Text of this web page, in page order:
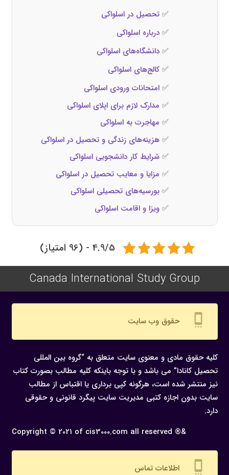
✅تحصیل در اسلواکی
✅درباره اسلواکی
✅دانشگاه‌های اسلواکی
✅کالج‌های اسلواکی
✅امتحانات ورودی اسلواکی
✅ مدارک لازم برای اپلای اسلواکی
✅ مهاجرت به اسلواکی
✅هزینه‌های زندگی و تحصیل در اسلواکی
✅شرایط کار دانشجویی اسلواکی
✅ مزایا و معایب تحصیل در اسلواکی
✅بورسیه‌های تحصیلی اسلواکی
✅ویزا و اقامت اسلواکی
4.9/5 - (96 امتیاز)
Canada International Study Group
settings_cell حقوق وب سایت
کلیه حقوق مادی و معنوی سایت متعلق به “گروه بین المللی
تحصیل کانادا” می باشد و با توجه باینکه کلیه مطالب بصورت کتاب
نیز منتشر شده است، هرگونه كپی برداری یا اقتباس از مطالب
سایت بدون اجازه كتبی مدیریت سایت پیگرد قانونی و حقوقی
دارد.
Copyright © 2021 of cis3000.com all reserved ®&
settings_cell اطلاعات تماس